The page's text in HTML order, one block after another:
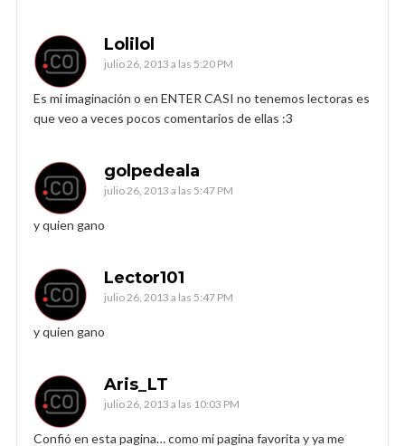
Lolilol
julio 26, 2013 a las 5:20 PM
Es mi imaginación o en ENTER CASI no tenemos lectoras es
que veo a veces pocos comentarios de ellas :3
golpedeala
julio 26, 2013 a las 5:47 PM
y quien gano
Lector101
julio 26, 2013 a las 5:47 PM
y quien gano
Aris_LT
julio 26, 2013 a las 10:03 PM
Confió en esta pagina… como mi pagina favorita y ya me